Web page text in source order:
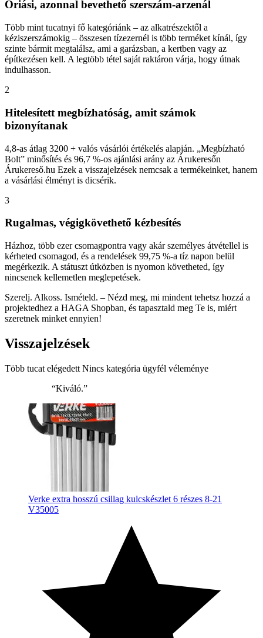
Óriási, azonnal bevethető szerszám-arzenál
Több mint tucatnyi fő kategóriánk – az alkatrészektől a
kéziszerszámokig – összesen tízezernél is több terméket kínál, így
szinte bármit megtalálsz, ami a garázsban, a kertben vagy az
építkezésen kell. A legtöbb tétel saját raktáron várja, hogy útnak
indulhasson.
2
Hitelesített megbízhatóság, amit számok
bizonyítanak
4,8-as átlag 3200 + valós vásárlói értékelés alapján. „Megbízható
Bolt” minősítés és 96,7 %-os ajánlási arány az Árukeresőn
Árukereső.hu Ezek a visszajelzések nemcsak a termékeinket, hanem
a vásárlási élményt is dicsérik.
3
Rugalmas, végigkövethető kézbesítés
Házhoz, több ezer csomagpontra vagy akár személyes átvétellel is
kérheted csomagod, és a rendelések 99,75 %-a tíz napon belül
megérkezik. A státuszt útközben is nyomon követheted, így
nincsenek kellemetlen meglepetések.
Szerelj. Alkoss. Ismételd. – Nézd meg, mi mindent tehetsz hozzá a
projektedhez a HAGA Shopban, és tapasztald meg Te is, miért
szeretnek minket ennyien!
Visszajelzések
Több tucat elégedett Nincs kategória ügyfél véleménye
“Kiváló.”
Verke extra hosszú csillag kulcskészlet 6 részes 8-21
V35005